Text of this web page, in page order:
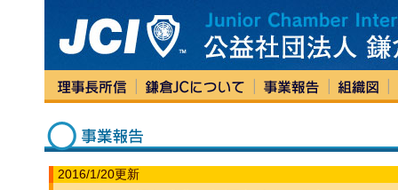
2016/1/20更新